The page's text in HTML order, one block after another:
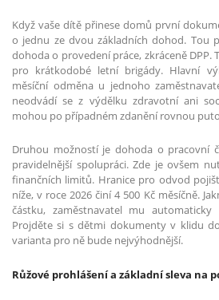
Když vaše dítě přinese domů první
o jednu ze dvou základních dohod. Tou
dohoda o provedení práce, zkráceně
pro krátkodobé letní brigády. Hlavní
měsíční odměna u jednoho
neodvádí se z výdělku zdravotní ani
mohou po případném zdanění rovnou
Druhou možností je dohoda o pracovní
pravidelnější spolupráci. Zde je ovšem
finančních limitů. Hranice pro odvod
níže, v roce 2026 činí 4 500 Kč měsíčně.
částku, zaměstnavatel mu
Projděte si s dětmi dokumenty v klidu
varianta pro ně bude nejvýhodnější.
Růžové prohlášení a základní sleva na